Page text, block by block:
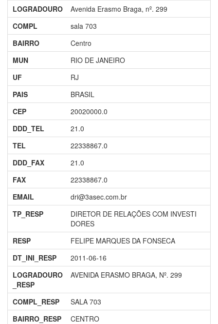
LOGRADOURO
Avenida Erasmo Braga, nº. 299
COMPL
sala 703
BAIRRO
Centro
MUN
RIO DE JANEIRO
UF
RJ
PAIS
BRASIL
CEP
20020000.0
DDD_TEL
21.0
TEL
22338867.0
DDD_FAX
21.0
FAX
22338867.0
EMAIL
dri@3asec.com.br
TP_RESP
DIRETOR DE RELAÇÕES COM INVESTI
DORES
RESP
FELIPE MARQUES DA FONSECA
DT_INI_RESP
2011-06-16
LOGRADOURO
_RESP
AVENIDA ERASMO BRAGA, Nº. 299
COMPL_RESP
SALA 703
BAIRRO_RESP
CENTRO